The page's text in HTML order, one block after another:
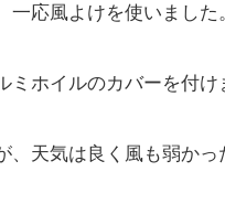
一応風よけを使いました
ミホイルのカバーを付け
、天気は良く風も弱か